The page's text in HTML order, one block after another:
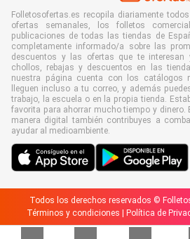
Folletosofertas.es recopila diariamente
ofertas semanales, los folletos
publicaciones de todas las tiendas de
completamente informado/a sobre las
descuentos y las ofertas que te interesan
chollos, rebajas y descuentos en las
nuestra página cuenta con los catálogos
lleguen incluso a tu correo, y además
trabajo, la escuela o en la propia tienda.
favorita para ahorrar mucho tiempo y dinero.
manera digital también contribuyes a
ayudar al medioambiente.
Todos los derechos reservados ©
Términos y condiciones
Política de